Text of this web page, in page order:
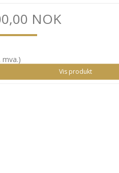
NOK
mva.)
Vis produkt